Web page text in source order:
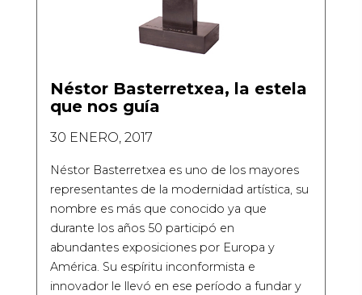
Néstor Basterretxea, la estela
que nos guía
30 ENERO, 2017
Néstor Basterretxea es uno de los mayores
representantes de la modernidad artística, su
nombre es más que conocido ya que
durante los años 50 participó en
abundantes exposiciones por Europa y
América. Su espíritu inconformista e
innovador le llevó en ese período a fundar y